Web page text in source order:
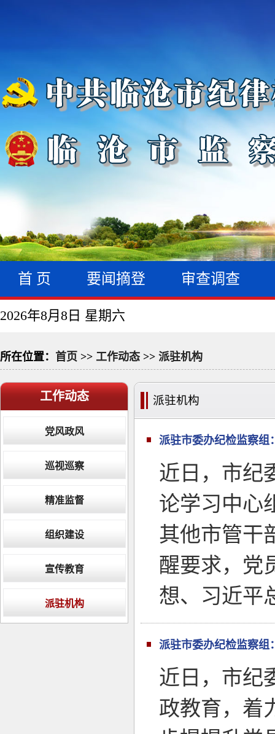
首 页 要闻摘登 审查调查
2026年8月8日 星期六
所在位置： 首页 >> 工作动态 >> 派驻机构
工作动态
党风政风
巡视巡察
精准监督
组织建设
宣传教育
派驻机构
派驻机构
派驻市委办纪检监察组
近日，市纪
论学习中心
其他市管干
醒要求，党
想、习近平
派驻市委办纪检监察组
近日，市纪
政教育，着